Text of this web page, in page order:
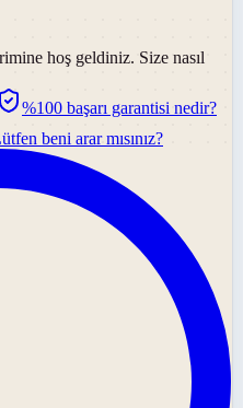
hoş geldiniz. Size nasıl
%100 başarı garantisi nedir?
beni arar mısınız?